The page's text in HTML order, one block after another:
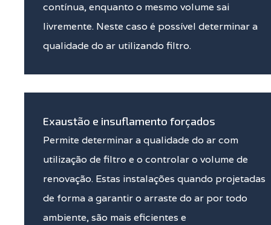
contínua, enquanto o mesmo volume sai
livremente. Neste caso é possível determinar a
qualidade do ar utilizando filtro.
Exaustão e insuflamento forçados
Permite determinar a qualidade do ar com
utilização de filtro e o controlar o volume de
renovação. Estas instalações quando projetadas
de forma a garantir o arraste do ar por todo
ambiente, são mais eficientes e